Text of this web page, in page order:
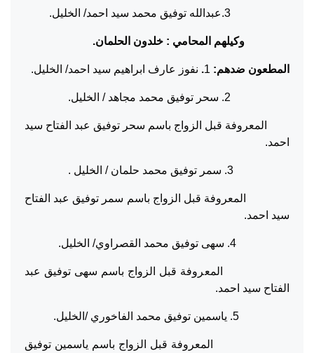
وكيلهم المحامي : خلدون الحلمان.
المطعون ضدهم: 1
. نفوز عارف ابراهيم سيد احمد/ الخليل.
المعروفة قبل الزواج باسم سحر توفيق عبد الفتاح سيد
احمد.
المعروفة قبل الزواج باسم سمر توفيق عبد الفتاح
سيد احمد.
المعروفة قبل الزواج باسم سهى توفيق عبد
الفتاح سيد احمد.
المعروفة قبل الزواج باسم ياسمين توفيق